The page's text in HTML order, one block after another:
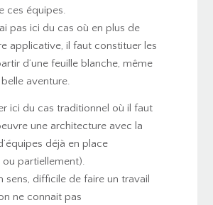
ces équipes.
pas ici du cas où en plus de
applicative, il faut constituer les
d’une feuille blanche, même
belle aventure.
ici du cas traditionnel où il faut
une architecture avec la
déjà en place
partiellement).
sens, difficile de faire un travail
ne connait pas